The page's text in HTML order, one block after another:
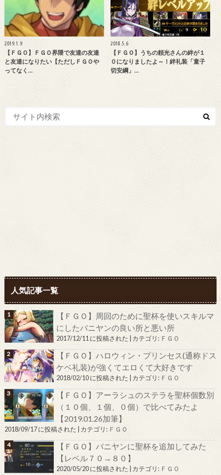
2019.1.9
【ＦＧＯ】ＦＧＯ界隈で友達の友達
と友達になりたい【ただしＦＧＯや
ってなく…
2018.5.6
【ＦＧＯ】うちの頼光さんの絆が１
０になりましたよ～！絆礼装「童子
切安綱」…
人気記事一覧
【ＦＧＯ】周回のために聖杯を使いスキルマ
にしたバニヤンの良い所と悪い所
2017/12/11 に投稿された カテゴリ: ＦＧＯ
【ＦＧＯ】ハロウィン・プリンセス(通称ドス
ケベ礼装)が強くてエロくて大好きです
2018/02/10 に投稿された カテゴリ: ＦＧＯ
【ＦＧＯ】アーラシュのステラを聖杯個数別
（１０個、１個、０個）で比べてみたよ
【2019.01.26加筆】
2018/09/17 に投稿された カテゴリ: ＦＧＯ
【ＦＧＯ】バニヤンに聖杯を追加してみた
【レベル７０→８０】
2020/05/20 に投稿された カテゴリ: ＦＧＯ